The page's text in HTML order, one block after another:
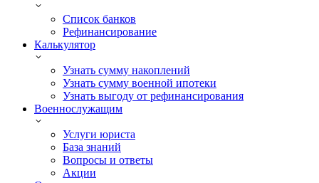
Список банков
Рефинансирование
Калькулятор
Узнать сумму накоплений
Узнать сумму военной ипотеки
Узнать выгоду от рефинансирования
Военнослужащим
Услуги юриста
База знаний
Вопросы и ответы
Акции